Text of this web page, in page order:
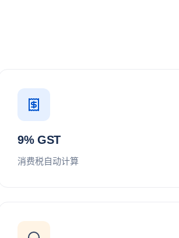
9% GST
消费税自动计算